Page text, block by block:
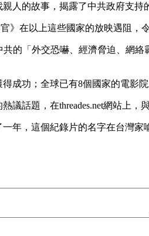
人的故事，揭露了中共政府支
》在以上這些國家的放映遇阻，
的「外交恐嚇、經濟脅迫、網
得成功；全球已有8個國家的電影
議話題，在threades.net網站上，
一年，這個紀錄片的名字在台灣